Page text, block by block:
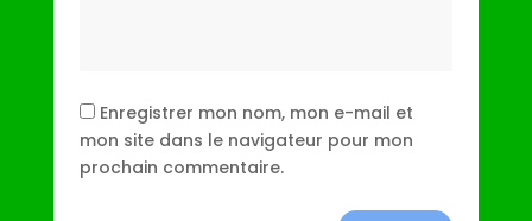
Enregistrer mon nom, mon e-mail et
mon site dans le navigateur pour mon
prochain commentaire.